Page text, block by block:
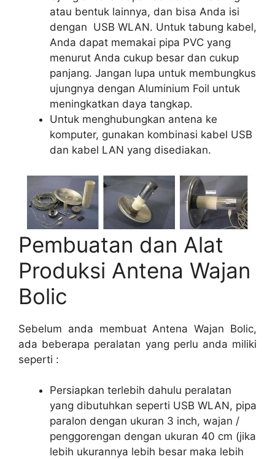
atau bentuk lainnya, dan bisa Anda isi
dengan USB WLAN. Untuk tabung kabel,
Anda dapat memakai pipa PVC yang
menurut Anda cukup besar dan cukup
panjang. Jangan lupa untuk membungkus
ujungnya dengan Aluminium Foil untuk
meningkatkan daya tangkap.
Untuk menghubungkan antena ke
komputer, gunakan kombinasi kabel USB
dan kabel LAN yang disediakan.
Pembuatan dan Alat
Produksi Antena Wajan
Bolic
Sebelum anda membuat Antena Wajan Bolic,
ada beberapa peralatan yang perlu anda miliki
seperti :
Persiapkan terlebih dahulu peralatan
yang dibutuhkan seperti USB WLAN, pipa
paralon dengan ukuran 3 inch, wajan /
penggorengan dengan ukuran 40 cm (jika
lebih ukurannya lebih besar maka lebih